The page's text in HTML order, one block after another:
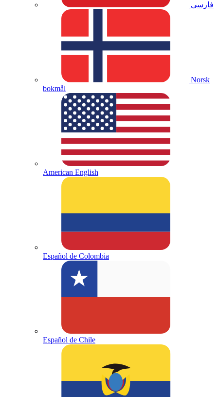
فارسی
Norsk
bokmål
American English
Español de Colombia
Español de Chile